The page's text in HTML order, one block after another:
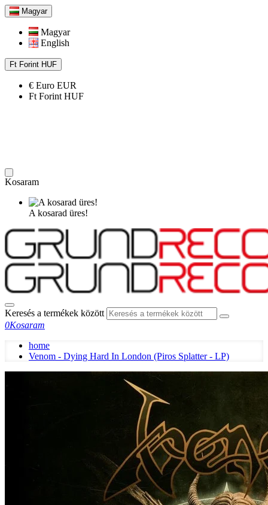
Magyar
Magyar
English
Ft Forint HUF
€ Euro EUR
Ft Forint HUF
Kosaram
A kosarad üres!
Keresés a termékek között
0Kosaram
home
Venom - Dying Hard In London (Piros Splatter - LP)